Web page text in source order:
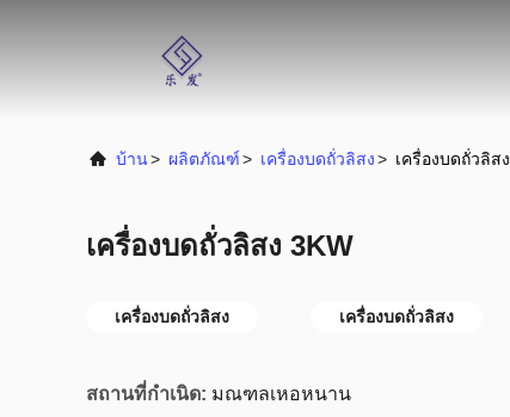
บ้าน> ผลิตภัณฑ์> เครื่องบดถั่วลิสง> เครื่องบดถั่วลิส
เครื่องบดถั่วลิสง 3KW
เครื่องบดถั่วลิสง เครื่องบดถั่วลิสง
สถานที่กำเนิด: มณฑลเหอหนาน